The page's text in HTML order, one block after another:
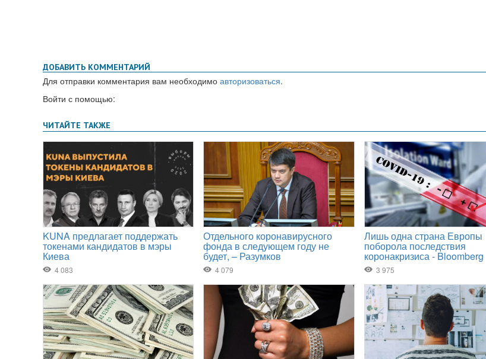
ДОБАВИТЬ КОММЕНТАРИЙ
Для отправки комментария вам необходимо авторизоваться.
Войти с помощью: